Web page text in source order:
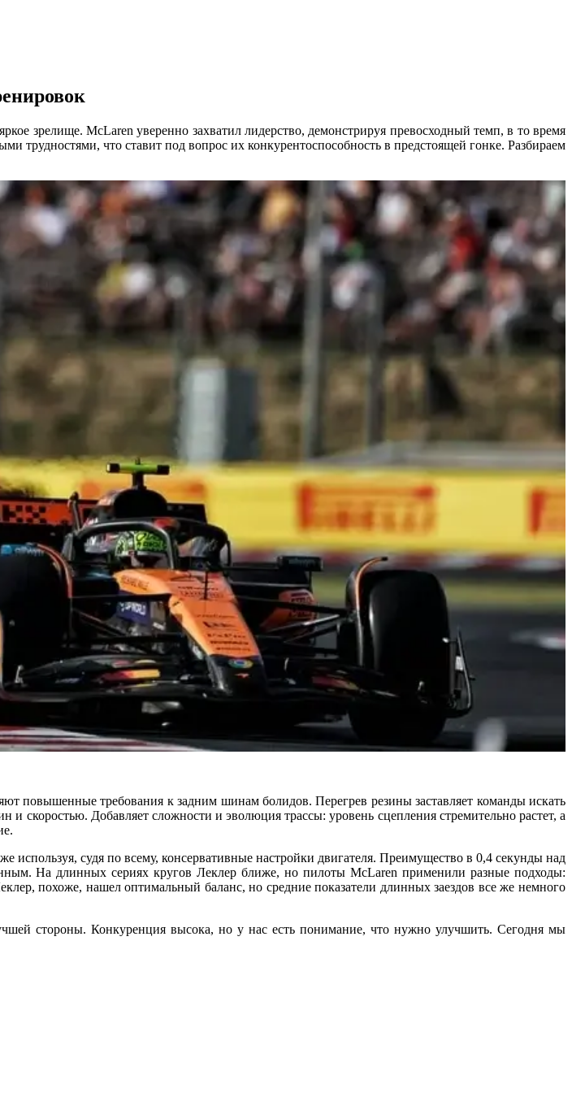
зрелище. McLaren уверенно захватил лидерство, демонстрируя превосходный темп, в то время
трудностями, что ставит под вопрос их конкурентоспособность в предстоящей гонке. Разбираем
повышенные требования к задним шинам болидов. Перегрев резины заставляет команды искать
скоростью. Добавляет сложности и эволюция трассы: уровень сцепления стремительно растет, а
судя по всему, консервативные настройки двигателя. Преимущество в 0,4 секунды над
На длинных сериях кругов Леклер ближе, но пилоты McLaren применили разные подходы:
похоже, нашел оптимальный баланс, но средние показатели длинных заездов все же немного
стороны. Конкуренция высока, но у нас есть понимание, что нужно улучшить. Сегодня мы